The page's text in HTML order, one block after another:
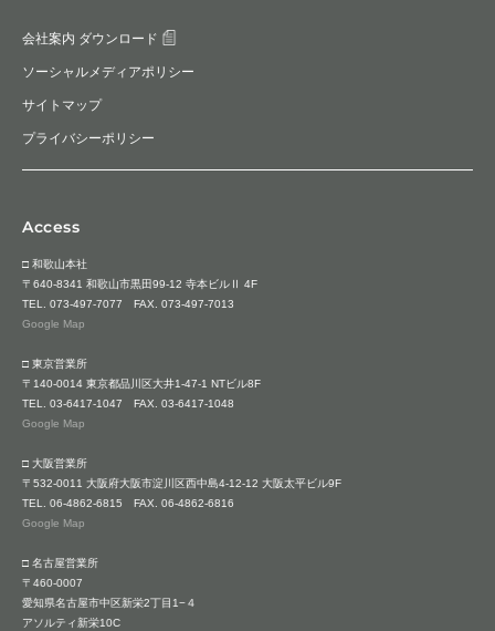
会社案内 ダウンロード
ソーシャルメディアポリシー
サイトマップ
プライバシーポリシー
Access
□ 和歌山本社
〒640-8341 和歌山市黒田99-12 寺本ビルⅡ 4F
TEL. 073-497-7077 FAX. 073-497-7013
Google Map
□ 東京営業所
〒140-0014 東京都品川区大井1-47-1 NTビル8F
TEL. 03-6417-1047 FAX. 03-6417-1048
Google Map
□ 大阪営業所
〒532-0011 大阪府大阪市淀川区西中島4-12-12 大阪太平ビル9F
TEL. 06-4862-6815 FAX. 06-4862-6816
Google Map
□ 名古屋営業所
〒460-0007
愛知県名古屋市中区新栄2丁目1−４
アソルティ新栄10C